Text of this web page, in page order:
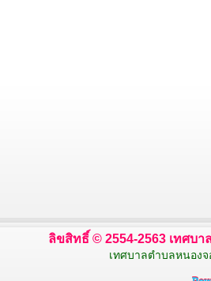
ลิขสิทธิ์ © 2554-2563 เทศบ
เทศบาลตำบลหนองจ